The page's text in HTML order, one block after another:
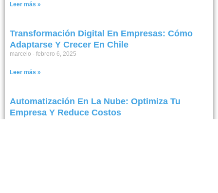
Leer más »
Transformación Digital En Empresas: Cómo
Adaptarse Y Crecer En Chile
marcelo febrero 6, 2025
Leer más »
Automatización En La Nube: Optimiza Tu
Empresa Y Reduce Costos